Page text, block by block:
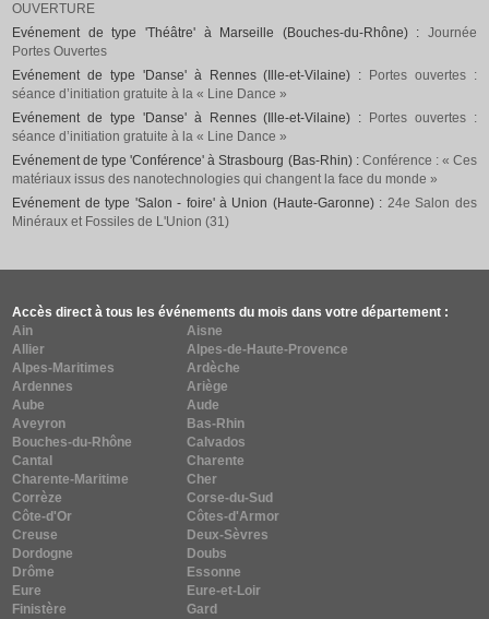
OUVERTURE
Evénement de type 'Théâtre' à Marseille (Bouches-du-Rhône) : Journée
Portes Ouvertes
Evénement de type 'Danse' à Rennes (Ille-et-Vilaine) :
Portes ouvertes :
séance d’initiation gratuite à la « Line Dance »
Evénement de type 'Danse' à Rennes (Ille-et-Vilaine) :
Portes ouvertes :
séance d’initiation gratuite à la « Line Dance »
Evénement de type 'Conférence' à Strasbourg (Bas-Rhin) : Conférence : « Ces
matériaux issus des nanotechnologies qui changent la face du monde »
Evénement de type 'Salon - foire' à Union (Haute-Garonne) : 24e Salon des
Minéraux et Fossiles de L'Union (31)
Accès direct à tous les événements du mois dans votre département :
Ain
Aisne
Allier
Alpes-de-Haute-Provence
Alpes-Maritimes
Ardèche
Ardennes
Ariège
Aube
Aude
Aveyron
Bas-Rhin
Bouches-du-Rhône
Calvados
Cantal
Charente
Charente-Maritime
Cher
Corrèze
Corse-du-Sud
Côte-d'Or
Côtes-d'Armor
Creuse
Deux-Sèvres
Dordogne
Doubs
Drôme
Essonne
Eure
Eure-et-Loir
Finistère
Gard